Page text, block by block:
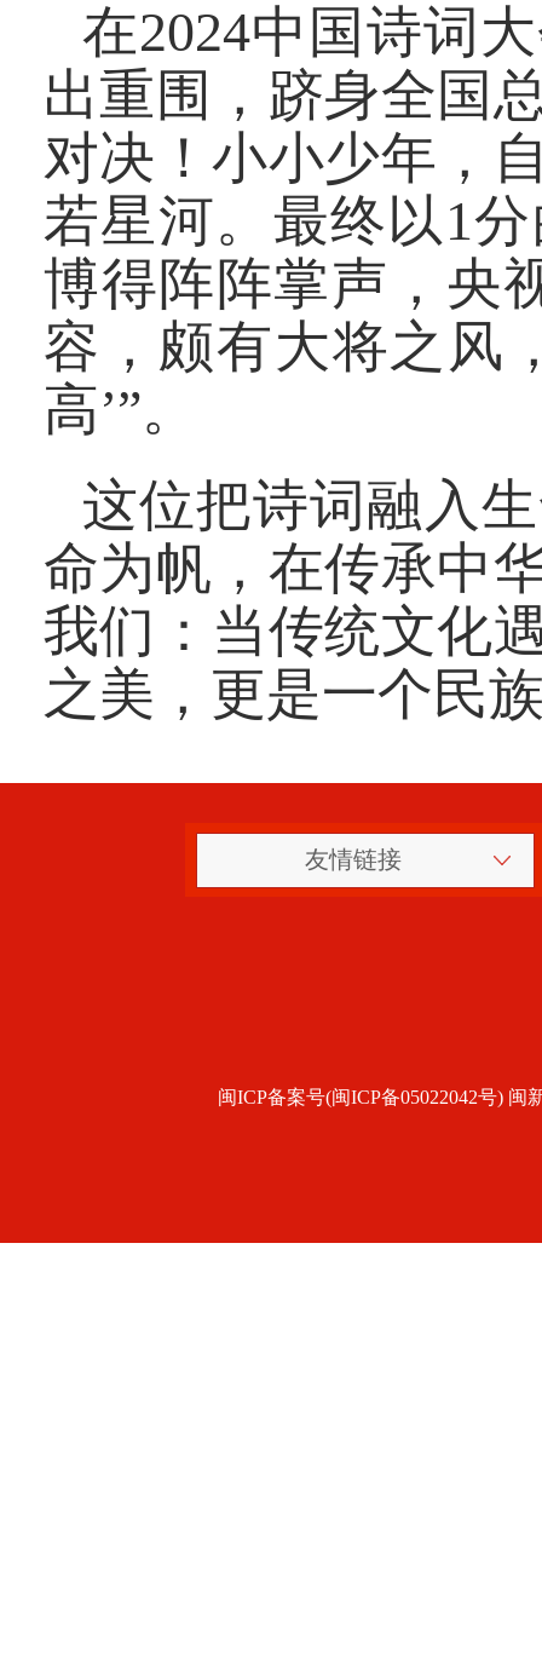
在2024中国诗词
出重围，跻身全国
对决！小小少年，
若星河。最终以1
博得阵阵掌声，央
容，颇有大将之风
高’”。
这位把诗词融入
命为帆，在传承中
我们：当传统文化
之美，更是一个民
友情链接
闽ICP备案号(闽ICP备05022042号) 闽